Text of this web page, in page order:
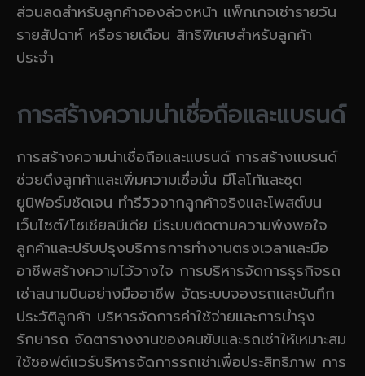
ส่วนลดสำหรับลูกค้าจองล่วงหน้า แพ็กเกจเช่ารายวัน
รายสัปดาห์ หรือรายเดือน สิทธิพิเศษสำหรับลูกค้า
ประจำ
การสร้างความน่าเชื่อถือและแบรนด์
การสร้างความน่าเชื่อถือและแบรนด์ การสร้างแบรนด์
ช่วยดึงลูกค้าและเพิ่มความเชื่อมั่น มีโลโก้และชุด
ยูนิฟอร์มชัดเจน ทำรีวิวจากลูกค้าจริงและโพสต์บน
เว็บไซต์/โซเชียลมีเดีย มีระบบติดตามความพึงพอใจ
ลูกค้าและปรับปรุงบริการการทำงานตรงเวลาและมือ
อาชีพสร้างความไว้วางใจ การบริหารจัดการธุรกิจรถ
เช่าสนามบินอย่างมืออาชีพ จัดระบบจองรถและบันทึก
ประวัติลูกค้า บริหารจัดการค่าใช้จ่ายและการบำรุง
รักษารถ จัดตารางงานของคนขับและรถเช่าให้เหมาะสม
ใช้ซอฟต์แวร์บริหารจัดการรถเช่าเพื่อประสิทธิภาพ การ